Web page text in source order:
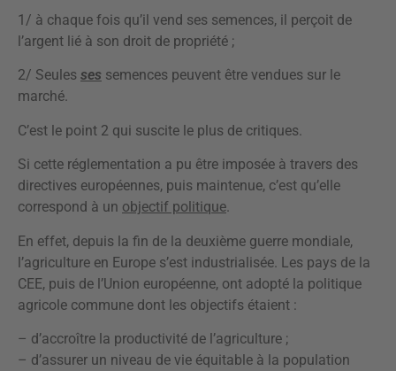
1/ à chaque fois qu’il vend ses semences, il perçoit de
l’argent lié à son droit de propriété ;
2/ Seules ses semences peuvent être vendues sur le
marché.
C’est le point 2 qui suscite le plus de critiques.
Si cette réglementation a pu être imposée à travers des
directives européennes, puis maintenue, c’est qu’elle
correspond à un objectif politique.
En effet, depuis la fin de la deuxième guerre mondiale,
l’agriculture en Europe s’est industrialisée. Les pays de la
CEE, puis de l’Union européenne, ont adopté la politique
agricole commune dont les objectifs étaient :
– d’accroître la productivité de l’agriculture ;
– d’assurer un niveau de vie équitable à la population